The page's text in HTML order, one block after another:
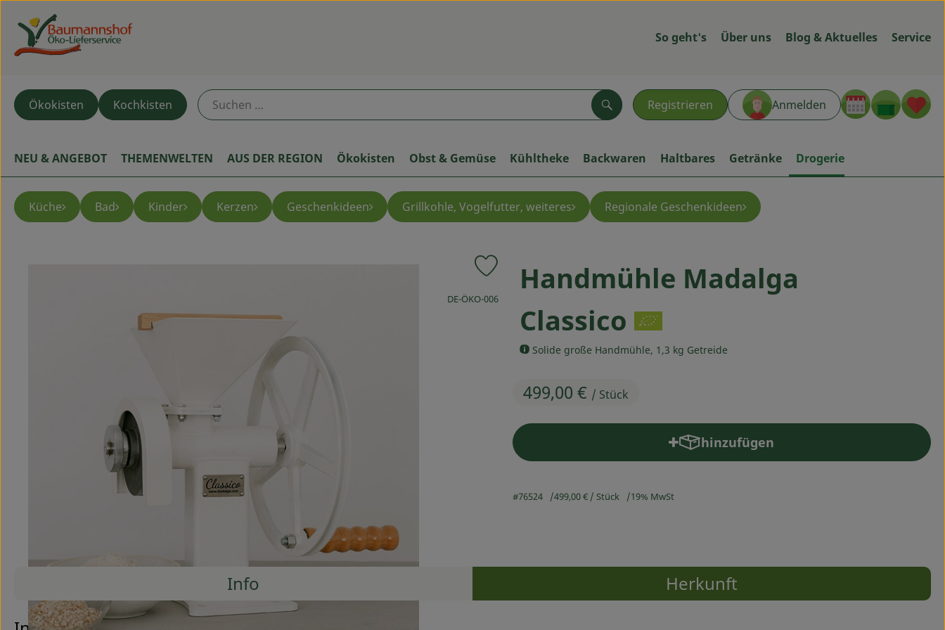
So geht's Über uns Blog & Aktuelles Service
Registrieren Anmelden
Suchen
Ökokisten Kochkisten
NEU & ANGEBOT THEMENWELTEN AUS DER REGION Ökokisten Obst & Gemüse Kühltheke Backwaren Haltbares Getränke Drogerie
Küche Bad Kinder Kerzen Geschenkideen Grillkohle, Vogelfutter, weiteres Regionale Geschenkideen
Handmühle Madalga
Classico
Solide große Handmühle, 1,3 kg Getreide
499,00 € / Stück
Produkt zu Favouriten hinzufügen
, Kontrollstelle:
DE-ÖKO-006
hinzufügen
Produkt zum Warenkorb hinzufügen
#76524 499,00 € / Stück 19% MwSt
Rezepte
Info
Herkunft
Entdecke passende RezepteEs wurden keine passenden Rezepte gefunden.